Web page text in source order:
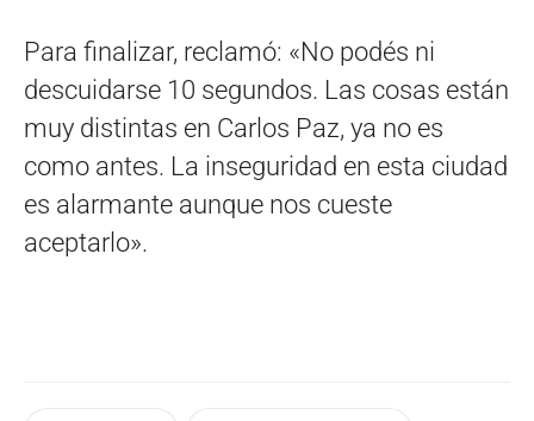
Para finalizar, reclamó: «No podés ni
descuidarse 10 segundos. Las cosas están
muy distintas en Carlos Paz, ya no es
como antes. La inseguridad en esta ciudad
es alarmante aunque nos cueste
aceptarlo».